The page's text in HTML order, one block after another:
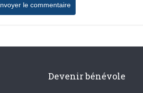
Devenir bénévole